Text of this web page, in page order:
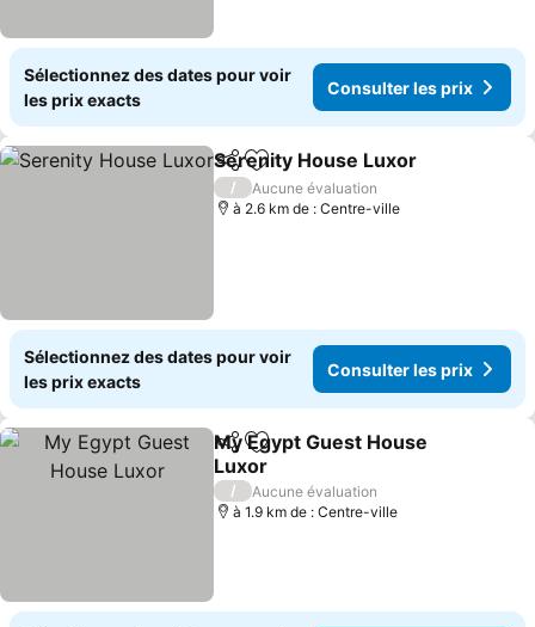
Sélectionnez des dates pour voir
les prix exacts
Consulter les prix
PartagerAjouter à mes favoris
Serenity House Luxor
/
Aucune évaluation
à 2.6 km de : Centre-ville
Sélectionnez des dates pour voir
les prix exacts
Consulter les prix
PartagerAjouter à mes favoris
My Egypt Guest House
Luxor
Consulter les prix
/
Aucune évaluation
à 1.9 km de : Centre-ville